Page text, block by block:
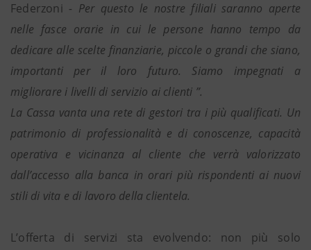
Federzoni - Per questo le nostre filiali saranno aperte
nelle fasce orarie in cui le persone hanno tempo da
dedicare alle scelte finanziarie, piccole o grandi che siano,
importanti per il loro futuro. Siamo impegnati a
migliorare i livelli di servizio ai clienti ”.
La Cassa vanta una rete di gestori tra i più qualificati. Un
patrimonio di professionalità e di conoscenze, capacità
operativa e vicinanza al cliente che verrà valorizzato
dall’accesso alla banca in orari più rispondenti ai nuovi
stili di vita e di lavoro della clientela.
L’offerta di servizi sta evolvendo: non più solo